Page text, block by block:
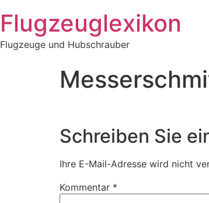
Inhalt
springen
Flugzeuglexikon
Flugzeuge und Hubschrauber
Schreiben Sie
Ihre E-Mail-Adresse wird nicht
Kommentar *